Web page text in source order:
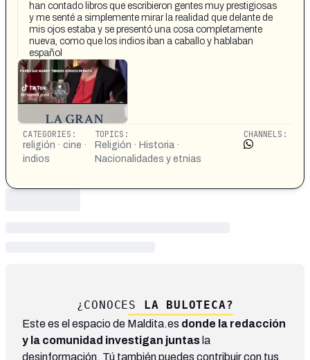
han contado libros que escribieron gentes muy prestigiosas
y me senté a simplemente mirar la realidad que delante de
mis ojos estaba y se presentó una cosa completamente
nueva, como que los indios iban a caballo y hablaban
español
CATEGORIES:
religión · cine ·
indios
TOPICS:
Religión · Historia ·
Nacionalidades y etnias
CHANNELS:
¿CONOCES LA BULOTECA?
Este es el espacio de Maldita.es donde la redacción
y la comunidad investigan juntas la
desinformación. Tú también puedes contribuir con tus